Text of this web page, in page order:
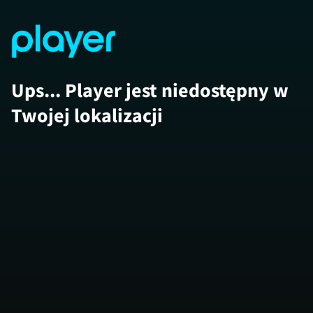
Ups... Player jest niedostępny w
Twojej lokalizacji